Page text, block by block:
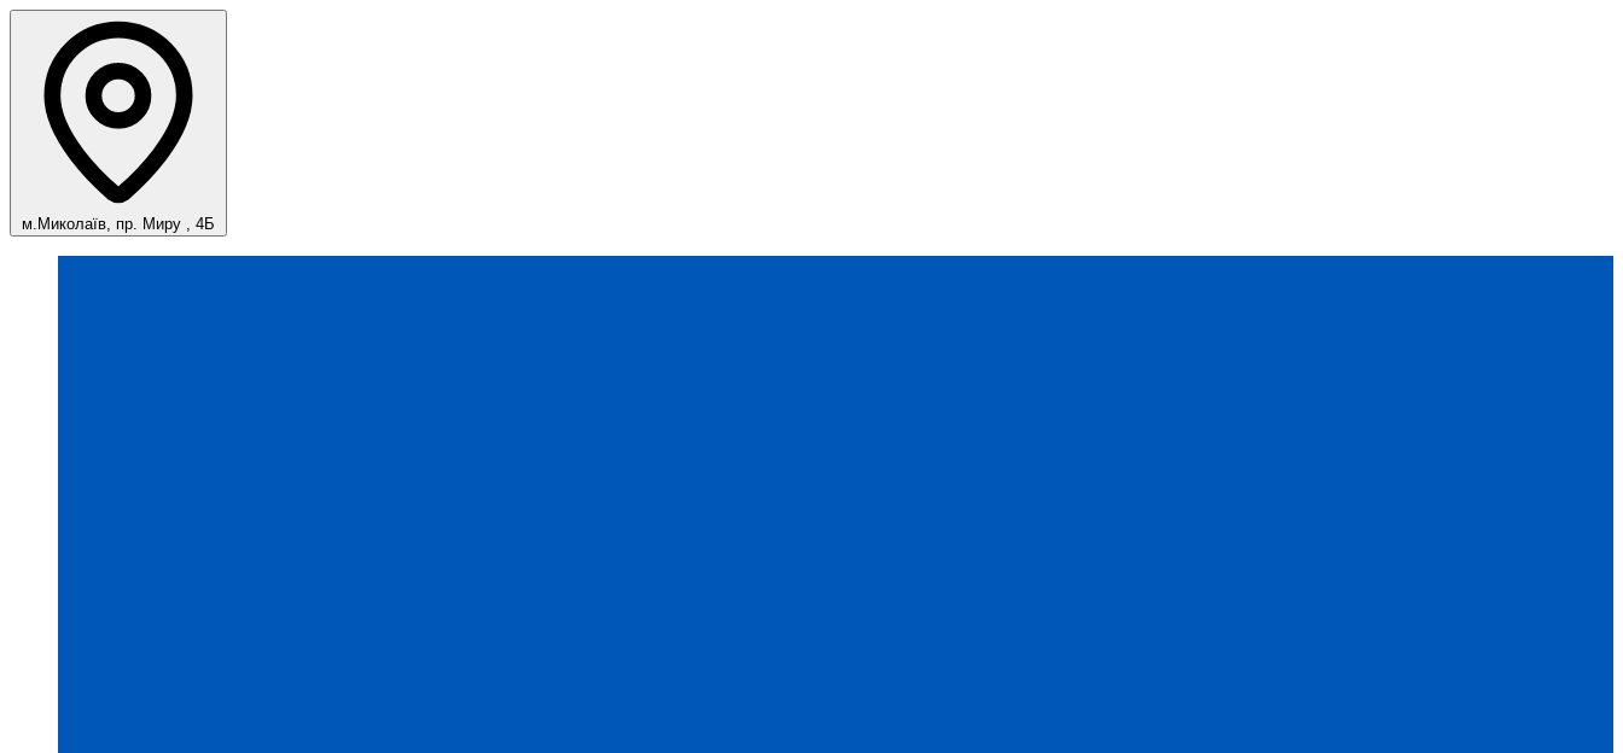
м.Миколаїв, пр. Миру , 4Б